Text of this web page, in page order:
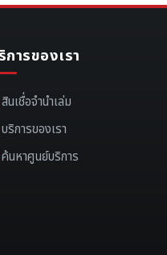
การของเรา
สินเชื่อจำนำเล่ม
บริการของเรา
ค้นหาศูนย์บริการ